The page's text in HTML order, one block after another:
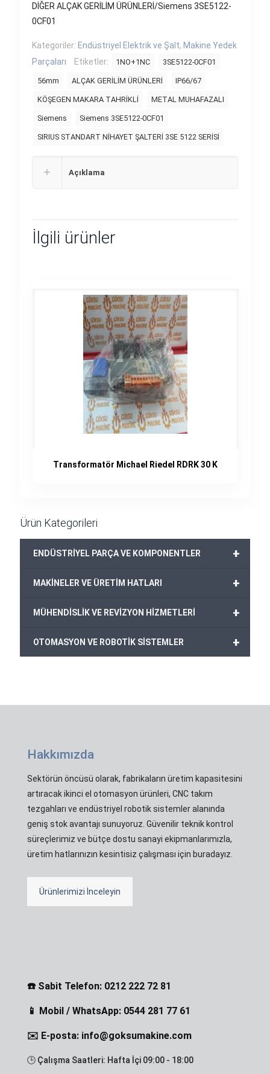
DİĞER ALÇAK GERİLİM ÜRÜNLERİ/Siemens 3SE5122-
0CF01
Kategoriler: Endüstriyel Elektrik ve Şalt, Makine Yedek
Parçaları
Etiketler: 1NO+1NC 3SE5122-0CF01
56mm ALÇAK GERİLİM ÜRÜNLERİ IP66/67
KÖŞEGEN MAKARA TAHRİKLİ METAL MUHAFAZALI
Siemens Siemens 3SE5122-0CF01
SIRIUS STANDART NİHAYET ŞALTERİ 3SE 5122 SERİSİ
Açıklama
İlgili ürünler
Transformatör Michael Riedel RDRK 30 K
Ürün Kategorileri
+
ENDÜSTRİYEL PARÇA VE KOMPONENTLER
+
MAKİNELER VE ÜRETİM HATLARI
+
MÜHENDİSLİK VE REVİZYON HİZMETLERİ
+
OTOMASYON VE ROBOTİK SİSTEMLER
Hakkımızda
Sektörün öncüsü olarak, fabrikaların üretim kapasitesini
artıracak ikinci el otomasyon ürünleri, CNC takım
tezgahları ve endüstriyel robotik sistemler alanında
geniş stok avantajı sunuyoruz. Güvenilir teknik kontrol
süreçlerimiz ve bütçe dostu sanayi ekipmanlarımızla,
üretim hatlarınızın kesintisiz çalışması için buradayız.
Ürünlerimizi İnceleyin
☎️ Sabit Telefon: 0212 222 72 81
📱 Mobil / WhatsApp: 0544 281 77 61
✉️ E-posta: info@goksumakine.com
🕒 Çalışma Saatleri: Hafta İçi 09:00 - 18:00